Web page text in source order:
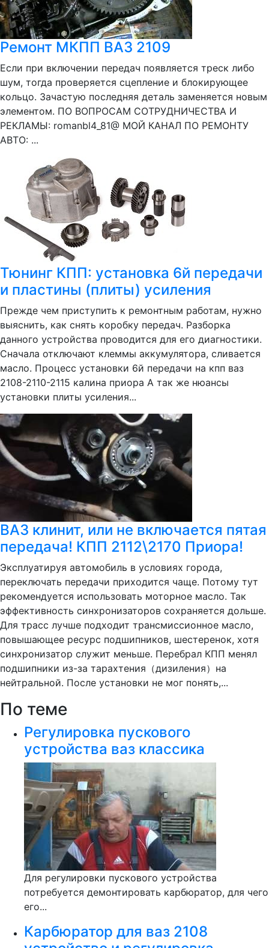
Ремонт МКПП ВАЗ 2109
Если при включении передач появляется треск либо
шум, тогда проверяется сцепление и блокирующее
кольцо. Зачастую последняя деталь заменяется новым
элементом. ПО ВОПРОСАМ СОТРУДНИЧЕСТВА И
РЕКЛАМЫ: romanbl4_81@ МОЙ КАНАЛ ПО РЕМОНТУ
АВТО: ...
Тюнинг КПП: установка 6й передачи
и пластины (плиты) усиления
Прежде чем приступить к ремонтным работам, нужно
выяснить, как снять коробку передач. Разборка
данного устройства проводится для его диагностики.
Сначала отключают клеммы аккумулятора, сливается
масло. Процесс установки 6й передачи на кпп ваз
2108-2110-2115 калина приора А так же нюансы
установки плиты усиления...
ВАЗ клинит, или не включается пятая
передача! КПП 2112\2170 Приора!
Эксплуатируя автомобиль в условиях города,
переключать передачи приходится чаще. Потому тут
рекомендуется использовать моторное масло. Так
эффективность синхронизаторов сохраняется дольше.
Для трасс лучше подходит трансмиссионное масло,
повышающее ресурс подшипников, шестеренок, хотя
синхронизатор служит меньше. Перебрал КПП менял
подшипники из-за тарахтения（дизиления）на
нейтральной. После установки не мог понять,...
По теме
Регулировка пускового
устройства ваз классика
Для регулировки пускового устройства
потребуется демонтировать карбюратор, для чего
его...
Карбюратор для ваз 2108